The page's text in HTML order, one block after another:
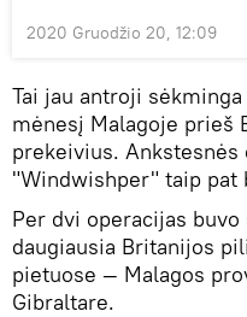
2020 Gruodžio 20, 12:09
Tai jau antroji
mėnesį Malagoje prieš
prekeivius.
"Windwishper" taip pat
Per dvi operacijas
daugiausia Britanijos
pietuose — Malagos
Gibraltare.